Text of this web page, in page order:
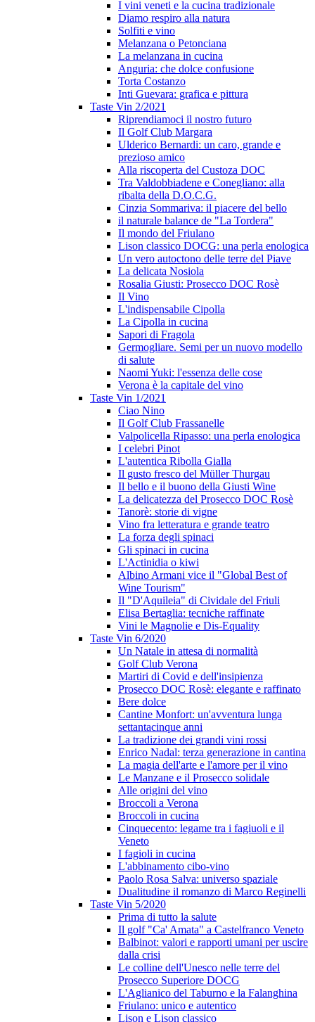
I vini veneti e la cucina tradizionale
Diamo respiro alla natura
Solfiti e vino
Melanzana o Petonciana
La melanzana in cucina
Anguria: che dolce confusione
Torta Costanzo
Inti Guevara: grafica e pittura
Taste Vin 2/2021
Riprendiamoci il nostro futuro
Il Golf Club Margara
Ulderico Bernardi: un caro, grande e
prezioso amico
Alla riscoperta del Custoza DOC
Tra Valdobbiadene e Conegliano: alla
ribalta della D.O.C.G.
Cinzia Sommariva: il piacere del bello
il naturale balance de "La Tordera"
Il mondo del Friulano
Lison classico DOCG: una perla enologica
Un vero autoctono delle terre del Piave
La delicata Nosiola
Rosalia Giusti: Prosecco DOC Rosè
Il Vino
L'indispensabile Cipolla
La Cipolla in cucina
Sapori di Fragola
Germogliare. Semi per un nuovo modello
di salute
Naomi Yuki: l'essenza delle cose
Verona è la capitale del vino
Taste Vin 1/2021
Ciao Nino
Il Golf Club Frassanelle
Valpolicella Ripasso: una perla enologica
I celebri Pinot
L'autentica Ribolla Gialla
Il gusto fresco del Müller Thurgau
Il bello e il buono della Giusti Wine
La delicatezza del Prosecco DOC Rosè
Tanorè: storie di vigne
Vino fra letteratura e grande teatro
La forza degli spinaci
Gli spinaci in cucina
L'Actinidia o kiwi
Albino Armani vice il "Global Best of
Wine Tourism"
Il "D'Aquileia" di Cividale del Friuli
Elisa Bertaglia: tecniche raffinate
Vini le Magnolie e Dis-Equality
Taste Vin 6/2020
Un Natale in attesa di normalità
Golf Club Verona
Martiri di Covid e dell'insipienza
Prosecco DOC Rosè: elegante e raffinato
Bere dolce
Cantine Monfort: un'avventura lunga
settantacinque anni
La tradizione dei grandi vini rossi
Enrico Nadal: terza generazione in cantina
La magia dell'arte e l'amore per il vino
Le Manzane e il Prosecco solidale
Alle origini del vino
Broccoli a Verona
Broccoli in cucina
Cinquecento: legame tra i fagiuoli e il
Veneto
I fagioli in cucina
L'abbinamento cibo-vino
Paolo Rosa Salva: universo spaziale
Dualitudine il romanzo di Marco Reginelli
Taste Vin 5/2020
Prima di tutto la salute
Il golf "Ca' Amata" a Castelfranco Veneto
Balbinot: valori e rapporti umani per uscire
dalla crisi
Le colline dell'Unesco nelle terre del
Prosecco Superiore DOCG
L'Aglianico del Taburno e la Falanghina
Friulano: unico e autentico
Lison e Lison classico